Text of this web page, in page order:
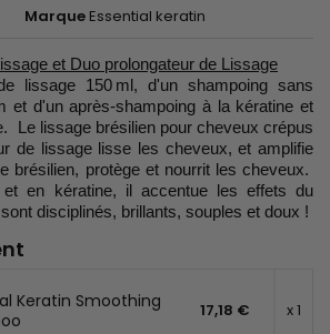
Marque Essential keratin
et Duo prolongateur de Lissage
lissage 150 ml, d'un shampoing sans
et d'un après-shampoing à la kératine et
Le lissage brésilien pour cheveux crépus
de lissage lisse les cheveux, et amplifie
brésilien, protège et nourrit les cheveux.
en kératine, il accentue les effets du
disciplinés, brillants, souples et doux !
Keratin Smoothing
17,18 € x 1